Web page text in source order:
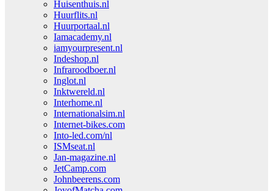
Huisenthuis.nl
Huurflits.nl
Huurportaal.nl
Iamacademy.nl
iamyourpresent.nl
Indeshop.nl
Infraroodboer.nl
Inglot.nl
Inktwereld.nl
Interhome.nl
Internationalsim.nl
Internet-bikes.com
Into-led.com/nl
ISMseat.nl
Jan-magazine.nl
JetCamp.com
Johnbeerens.com